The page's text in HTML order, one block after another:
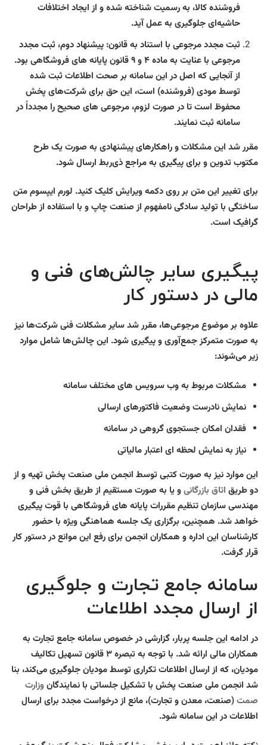
فروشنده کالا، به رسمیت شناخته شده و از ایجاد اختلافات
حاشیه‌ای جلوگیری به عمل آید.
ثبت مجدد مرجوعی با استناد به قانون: پیشنهاد دوم، ثبت مجدد
مرجوعی با عنایت به ماده ۴ و ۹ قانون پایانه های فروشگاهی بود.
از آنجایی که اصل در این سامانه بر صحت اطلاعات ثبت شده
توسط مودی (فروشنده) است، این حق برای شرکت‌های پخش
محفوظ است تا در صورت لزوم، مرجوعی های صحیح را مجدداً در
سامانه ثبت نمایند.
مقرر شد این مشکلات و راهکارهای پیشنهادی به صورت یک طرح
مکتوب تدوین و برای پیگیری به مراجع ذی‌ربط ارسال شود.
برای تغییر این متن بر روی دکمه ویرایش کلیک کنید. لورم ایپسوم متن
ساختگی با تولید سادگی نامفهوم از صنعت چاپ و با استفاده از طراحان
گرافیک است.
پیگیری سایر چالش‌های فنی و
مالی در دستور کار
علاوه بر موضوع مرجوعی‌ها، مقرر شد سایر مشکلات فنی شرکت‌ها نیز
به صورت متمرکز جمع‌آوری و پیگیری شود. این چالش‌ها شامل موارد
زیر می‌شوند:
مشکلات مربوط به وب سرویس های مختلف سامانه
نمایش نادرست وضعیت فاکتورهای ارسالی
فقدان امکان جستجوی گروهی در سامانه
نیاز به نمایش لحظه ای اعتبار مالیاتی
این موارد نیز به صورت کتبی توسط انجمن ملی صنعت پخش تهیه و از
دو طریق اتاق بازرگانیو یا به صورت مستقیم از طریق بخش فنی و
مهندسی سازمان تنظیم مقررات پایانه های فروشگاهی با قوت پیگیری
خواهد شد. همچنین، برگزاری یک جلسه هماهنگی ویژه با حضور
کارشناسان این اداره و همکاران انجمن برای رفع این موانع در دستور کار
قرار گرفت.
سامانه جامع تجارت و جلوگیری
از ارسال مجدد اطلاعات
در ادامه این جلسه پربار، گزارشی در خصوص سامانه جامع تجارت به
همکاران مالی ارائه شد. با توجه به تبصره ۳ قانون تسهیل تکالیف
مودیان، که از ارسال اطلاعات تکراری توسط مودیان جلوگیری می‌کند، بنا
شد انجمن ملی صنعت پخش با تشکیل جلساتی با نمایندگانوزارت
صمت(صنعت، معدن و تجارت)، مانع از درخواست مجدد برای ارسال
اطلاعات در این سامانه شود.